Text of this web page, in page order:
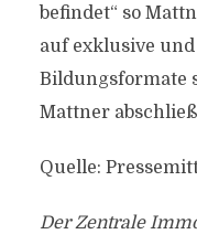
befindet“ so
auf exklusive
Bildungsformate
Mattner
Quelle:
Der Zentrale